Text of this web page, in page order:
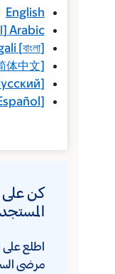
English
Arabic
[
[বাংলা]
体中文]
]
]
كن على
اطلع على
مرضى